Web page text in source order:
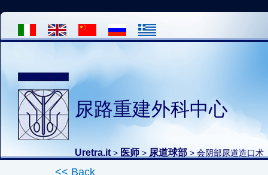
尿路重建外科中心
Uretra.it > 医师 > 尿道球部 > 会阴部尿道造口术
<< Back